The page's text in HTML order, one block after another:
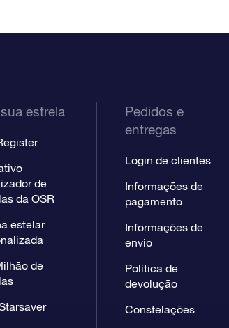
estrela
de
da OSR
estelar
de
Pedidos e
entregas
Login de clientes
Informações de
pagamento
Informações de
envio
Política de
devolução
Constelações